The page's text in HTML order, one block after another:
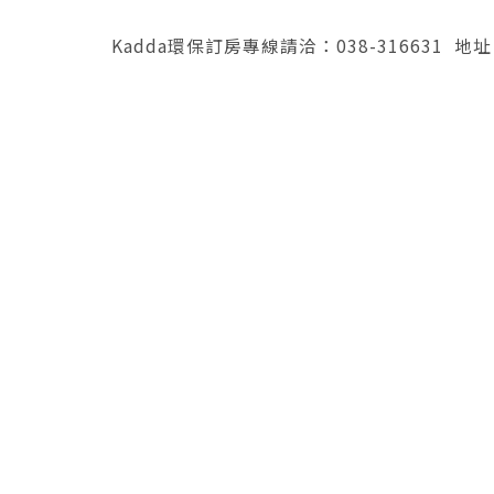
Kadda環保訂房專線請洽：038-316631 地